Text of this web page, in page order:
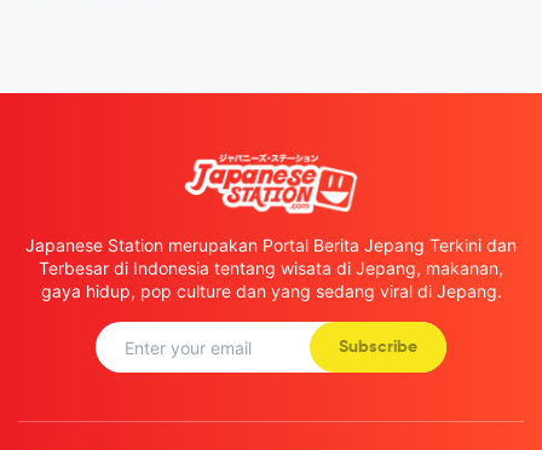
Japanese Station merupakan Portal Berita Jepang Terkini dan
Terbesar di Indonesia tentang wisata di Jepang, makanan,
gaya hidup, pop culture dan yang sedang viral di Jepang.
Subscribe